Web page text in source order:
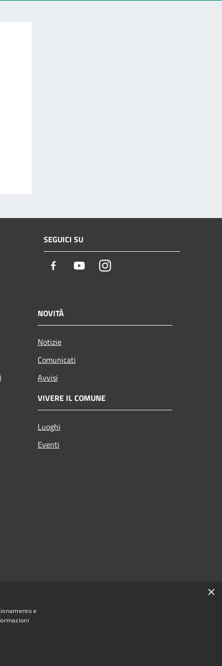
SEGUICI SU
Facebook YoutubeInstagram
NOVITÀ
Notizie
Comunicati
Avvisi
VIVERE IL COMUNE
Luoghi
Eventi
×
e